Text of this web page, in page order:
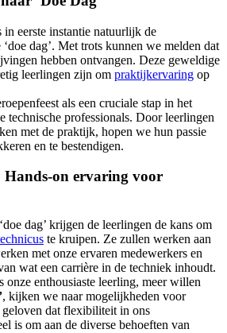
eerste instantie natuurlijk de
dag’. Met trots kunnen we melden dat
hebben ontvangen. Deze geweldige
leerlingen zijn om praktijkervaring op
als een cruciale stap in het
technische professionals. Door leerlingen
met de praktijk, hopen we hun passie
en te bestendigen.
Hands-on ervaring voor
dag’ krijgen de leerlingen de kans om
te kruipen. Ze zullen werken aan
met onze ervaren medewerkers en
wat een carrière in de techniek inhoudt.
onze enthousiaste leerling, meer willen
, kijken we naar mogelijkheden voor
geloven dat flexibiliteit in ons
is om aan de diverse behoeften van